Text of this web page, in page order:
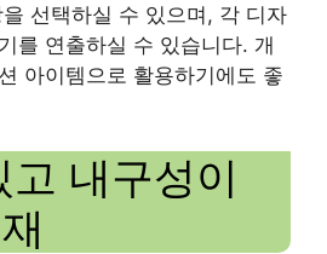
선택하실 수 있으며, 각 디자
를 연출하실 수 있습니다. 개
아이템으로 활용하기에도 좋
내구성이